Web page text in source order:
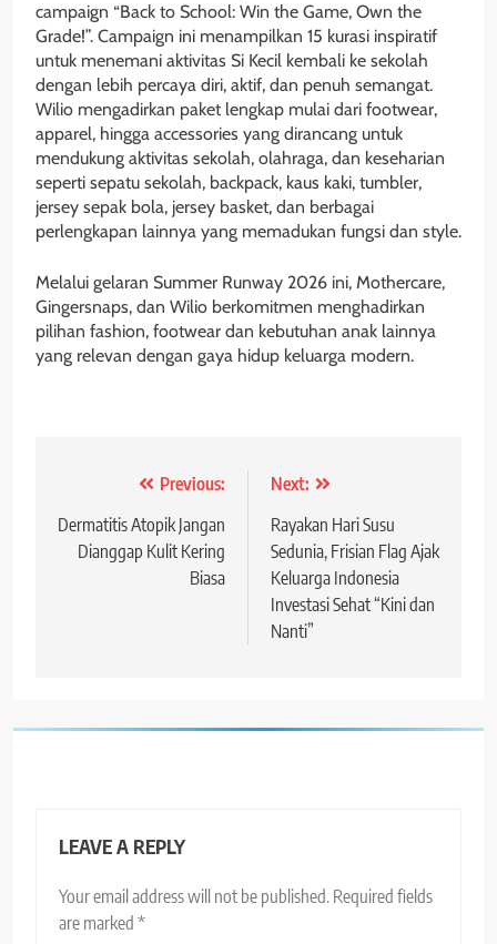
campaign “Back to School: Win the Game, Own the
Grade!”. Campaign ini menampilkan 15 kurasi inspiratif
untuk menemani aktivitas Si Kecil kembali ke sekolah
dengan lebih percaya diri, aktif, dan penuh semangat.
Wilio mengadirkan paket lengkap mulai dari footwear,
apparel, hingga accessories yang dirancang untuk
mendukung aktivitas sekolah, olahraga, dan keseharian
seperti sepatu sekolah, backpack, kaus kaki, tumbler,
jersey sepak bola, jersey basket, dan berbagai
perlengkapan lainnya yang memadukan fungsi dan style.
Melalui gelaran Summer Runway 2026 ini, Mothercare,
Gingersnaps, dan Wilio berkomitmen menghadirkan
pilihan fashion, footwear dan kebutuhan anak lainnya
yang relevan dengan gaya hidup keluarga modern.
navigation
Previous:
Dermatitis Atopik Jangan
Dianggap Kulit Kering
Biasa
Next:
Rayakan Hari Susu
Sedunia, Frisian Flag Ajak
Keluarga Indonesia
Investasi Sehat “Kini dan
Nanti”
LEAVE A REPLY
Your email address will not be published. Required fields
are marked *